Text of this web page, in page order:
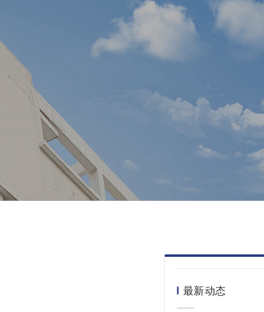
最新动态